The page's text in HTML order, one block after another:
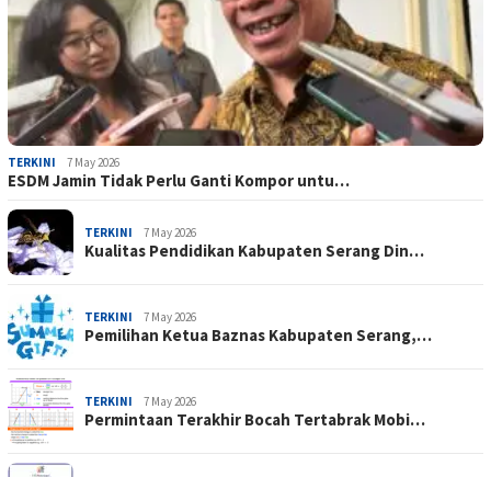
TERKINI 7 May 2026
ESDM Jamin Tidak Perlu Ganti Kompor untu…
TERKINI 7 May 2026
Kualitas Pendidikan Kabupaten Serang Din…
TERKINI 7 May 2026
Pemilihan Ketua Baznas Kabupaten Serang,…
TERKINI 7 May 2026
Permintaan Terakhir Bocah Tertabrak Mobi…